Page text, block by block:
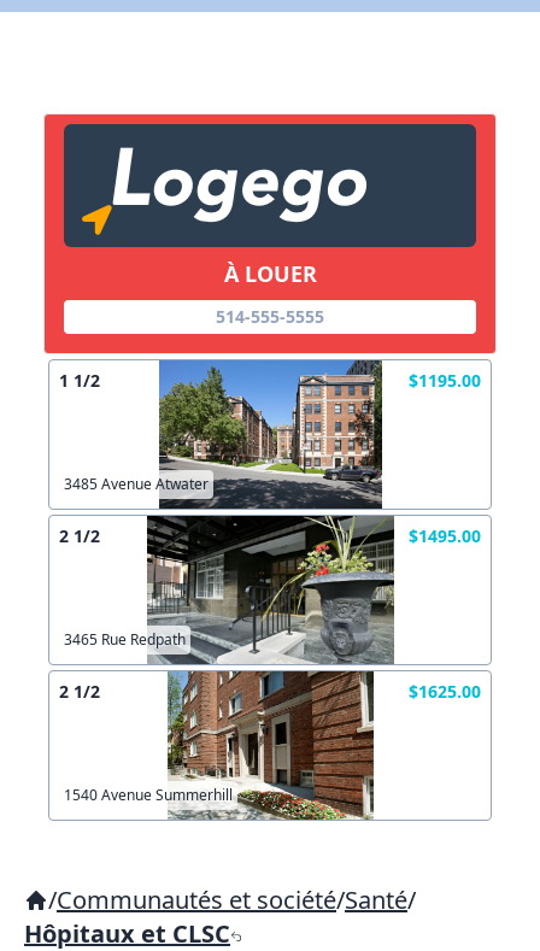
À LOUER
514-555-5555
1 1/2 $1195.00
3485 Avenue Atwater
2 1/2 $1495.00
3465 Rue Redpath
2 1/2 $1625.00
1540 Avenue Summerhill
/Communautés et société/Santé/
Hôpitaux et CLSC
X Fermer
Lien vers inscription (sera inclus dans courriel)
Copier lien
X Fermer Envoyez